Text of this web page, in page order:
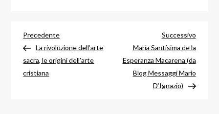
Navigazione
articoli
Articolo
precedente
Precedente
La rivoluzione dell’arte
sacra, le origini dell’arte
cristiana
Successivo
María Santísima de la
Esperanza Macarena (da
Blog Messaggi Mario
D’Ignazio)